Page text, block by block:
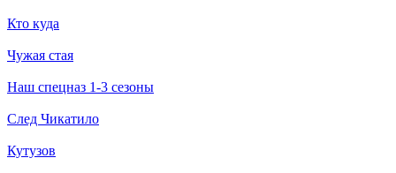
Кто куда
Чужая стая
Наш спецназ 1-3 сезоны
След Чикатило
Кутузов